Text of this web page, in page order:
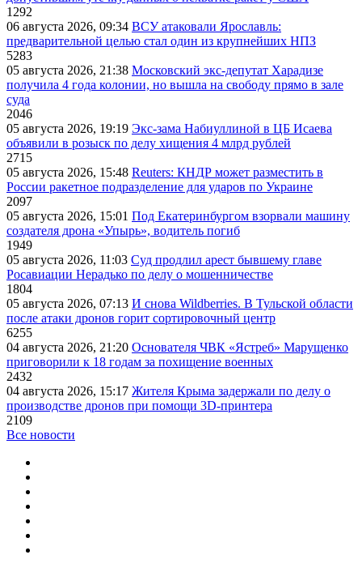
1292
06 августа 2026, 09:34 ВСУ атаковали Ярославль:
предварительной целью стал один из крупнейших НПЗ
5283
05 августа 2026, 21:38 Московский экс-депутат Харадизе
получила 4 года колонии, но вышла на свободу прямо в зале
суда
2046
05 августа 2026, 19:19 Экс-зама Набиуллиной в ЦБ Исаева
объявили в розыск по делу хищения 4 млрд рублей
2715
05 августа 2026, 15:48 Reuters: КНДР может разместить в
России ракетное подразделение для ударов по Украине
2097
05 августа 2026, 15:01 Под Екатеринбургом взорвали машину
создателя дрона «Упырь», водитель погиб
1949
05 августа 2026, 11:03 Суд продлил арест бывшему главе
Росавиации Нерадько по делу о мошенничестве
1804
05 августа 2026, 07:13 И снова Wildberries. В Тульской области
после атаки дронов горит сортировочный центр
6255
04 августа 2026, 21:20 Основателя ЧВК «Ястреб» Марущенко
приговорили к 18 годам за похищение военных
2432
04 августа 2026, 15:17 Жителя Крыма задержали по делу о
производстве дронов при помощи 3D‑принтера
2109
Все новости